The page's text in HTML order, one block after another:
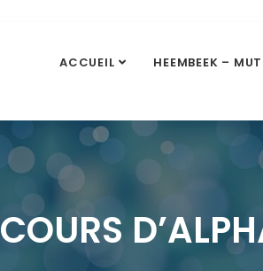
ACCUEIL HEEMBEEK –
COURS